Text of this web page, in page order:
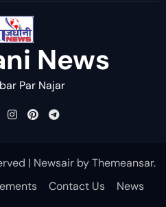
News
Par Najar
| NewsairbyThemeansar.
Contact Us News